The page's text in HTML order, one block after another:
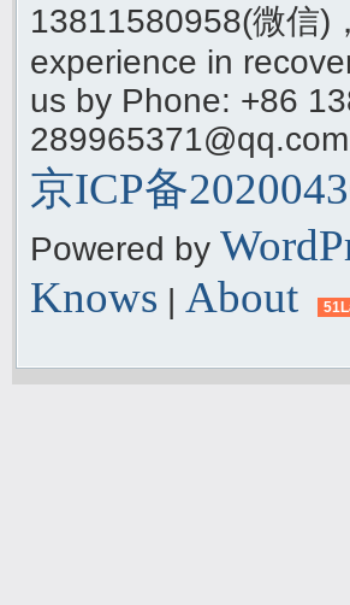
13811580958(微信)
experience in
us by Phone: +86
289965371@qq.com
京ICP备
Powered by
Knows | About